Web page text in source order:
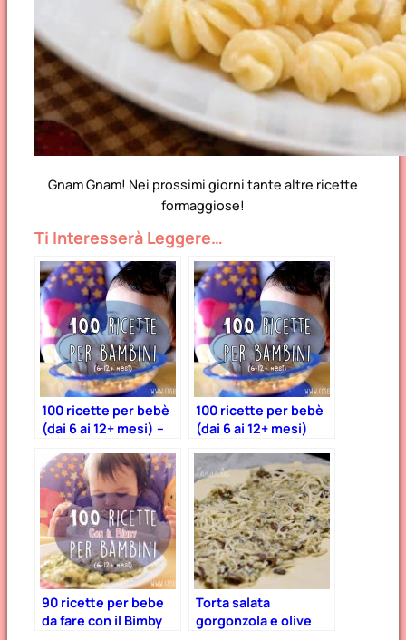
Gnam Gnam! Nei prossimi giorni tante altre ricette
formaggiose!
Ti Interesserà Leggere…
100 ricette per bebè
(dai 6 ai 12+ mesi) –
100 ricette per bebè
(dai 6 ai 12+ mesi)
90 ricette per bebe
da fare con il Bimby
Torta salata
gorgonzola e olive